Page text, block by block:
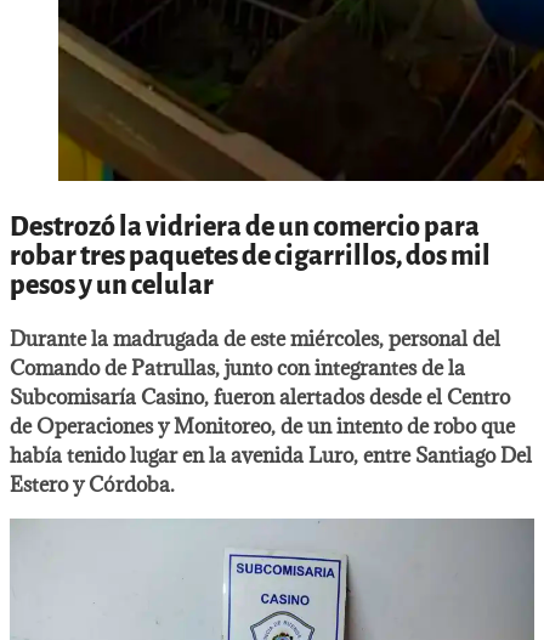
Destrozó la vidriera de un comercio para
robar tres paquetes de cigarrillos, dos mil
pesos y un celular
Durante la madrugada de este miércoles, personal del
Comando de Patrullas, junto con integrantes de la
Subcomisaría Casino, fueron alertados desde el Centro
de Operaciones y Monitoreo, de un intento de robo que
había tenido lugar en la avenida Luro, entre Santiago Del
Estero y Córdoba.